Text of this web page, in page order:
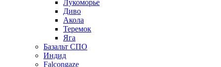
Лукоморье
Диво
Акола
Теремок
Яга
Базальт СПО
Индид
Falcongaze